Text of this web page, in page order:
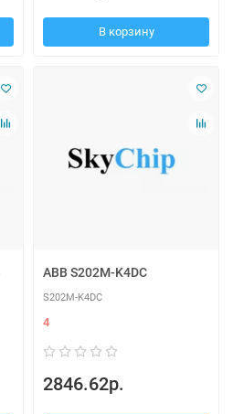
В корзину
ABB S202M-K4DC
S202M-K4DC
4
2846.62р.